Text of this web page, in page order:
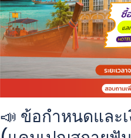
📣 ข้อกำหนดและ